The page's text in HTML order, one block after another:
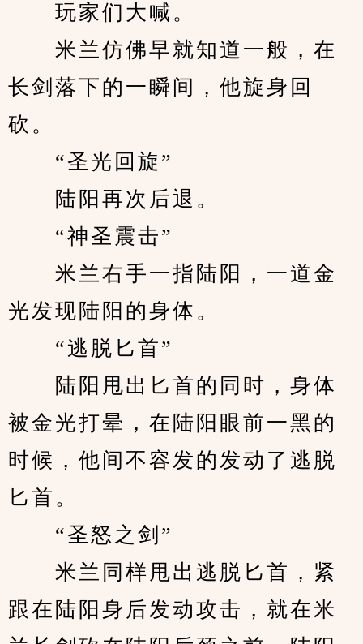
玩家们大喊。
米兰仿佛早就知道一般，在
长剑落下的一瞬间，他旋身回
砍。
“圣光回旋”
陆阳再次后退。
“神圣震击”
米兰右手一指陆阳，一道金
光发现陆阳的身体。
“逃脱匕首”
陆阳甩出匕首的同时，身体
被金光打晕，在陆阳眼前一黑的
时候，他间不容发的发动了逃脱
匕首。
“圣怒之剑”
米兰同样甩出逃脱匕首，紧
跟在陆阳身后发动攻击，就在米